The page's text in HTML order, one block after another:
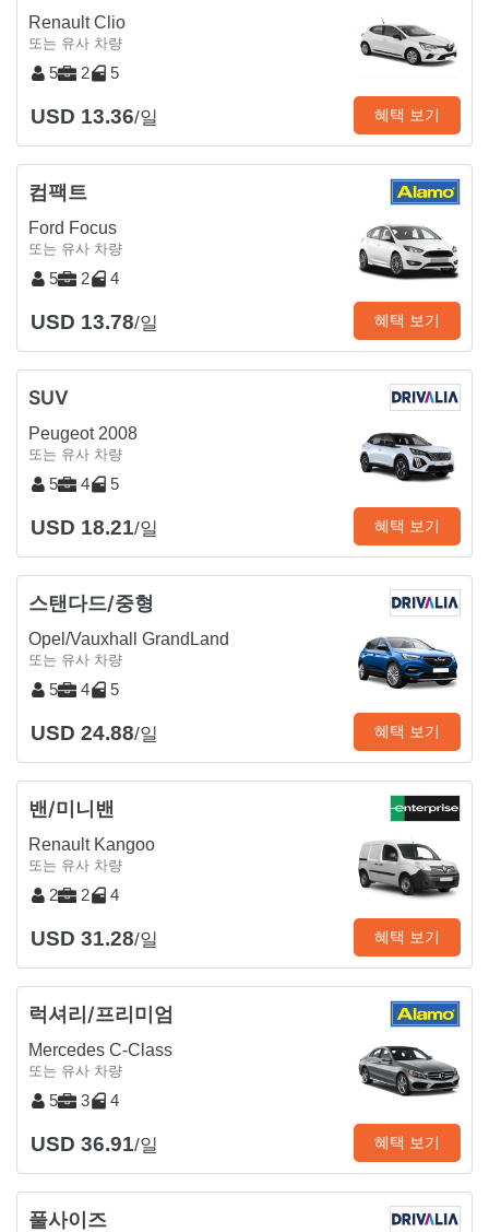
Renault Clio
또는 유사 차량
5 2 5
USD 13.36/일 혜택 보기
컴팩트
Ford Focus
또는 유사 차량
5 2 4
USD 13.78/일 혜택 보기
SUV
Peugeot 2008
또는 유사 차량
5 4 5
USD 18.21/일 혜택 보기
스탠다드/중형
Opel/Vauxhall GrandLand
또는 유사 차량
5 4 5
USD 24.88/일 혜택 보기
밴/미니밴
Renault Kangoo
또는 유사 차량
2 2 4
USD 31.28/일 혜택 보기
럭셔리/프리미엄
Mercedes C-Class
또는 유사 차량
5 3 4
USD 36.91/일 혜택 보기
풀사이즈